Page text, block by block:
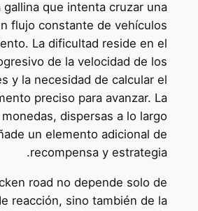
gallina que intenta cruzar una
flujo constante de vehículos
La dificultad reside en el
de la velocidad de los
y la necesidad de calcular el
preciso para avanzar. La
dispersas a lo largo
un elemento adicional de
recompensa y estrategia.
road no depende solo de
reacción, sino también de la